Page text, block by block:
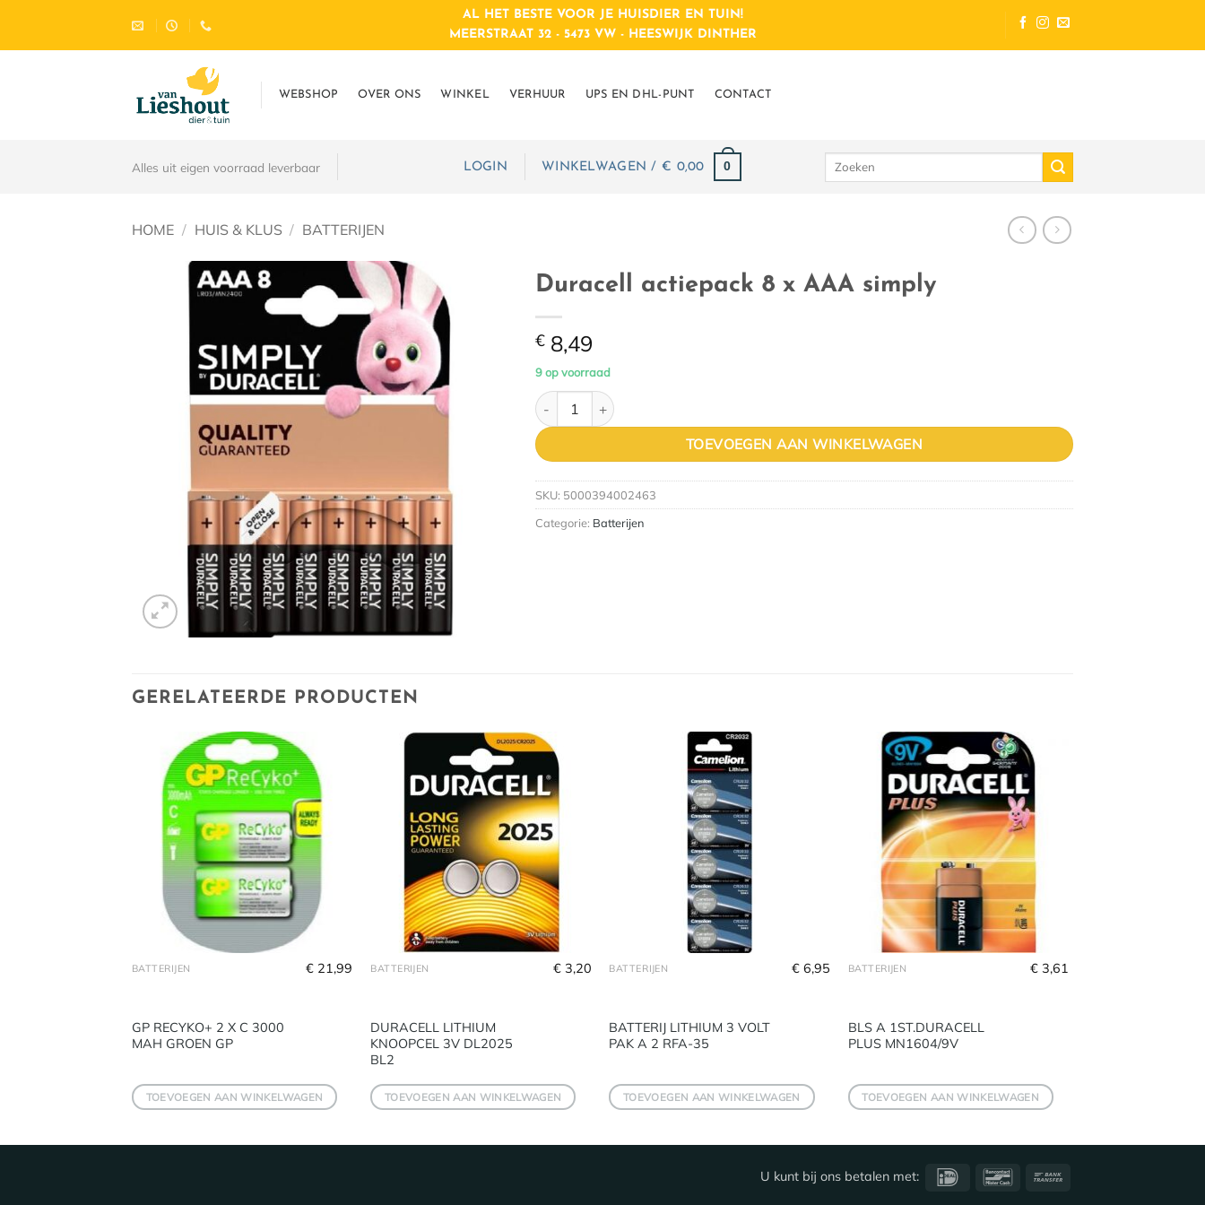
inhoud
AL HET BESTE VOOR JE HUISDIER EN TUIN!
MEERSTRAAT 32 - 5473 VW - HEESWIJK DINTHER
WEBSHOP OVER ONS WINKEL VERHUUR UPS EN DHL-PUNT CONTACT
Alles uit eigen voorraad leverbaar LOGIN WINKELWAGEN / € 0,00 0
Zoeken
HOME / HUIS & KLUS / BATTERIJEN
Duracell actiepack 8 x AAA simply
€ 8,49
9 op voorraad
Duracell actiepack 8 x AAA simply aantal
TOEVOEGEN AAN WINKELWAGEN
SKU: 5000394002463
Categorie: Batterijen
GERELATEERDE PRODUCTEN
BATTERIJEN
GP RECYKO+ 2 X C 3000
MAH GROEN GP
€ 21,99
TOEVOEGEN AAN WINKELWAGEN
BATTERIJEN
DURACELL LITHIUM
KNOOPCEL 3V DL2025
BL2
€3,20
TOEVOEGEN AAN WINKELWAGEN
BATTERIJEN
BATTERIJ LITHIUM 3 VOLT
PAK A 2 RFA-35
€6,95
TOEVOEGEN AAN WINKELWAGEN
BATTERIJEN
BLS A 1ST.DURACELL
PLUS MN1604/9V
€ 3,61
TOEVOEGEN AAN WINKELWAGEN
U kunt bij ons betalen met: IDeal Bancontact